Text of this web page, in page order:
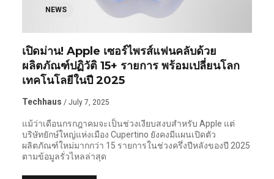
NEWS
เปิดม่าน! Apple เซอร์ไพรส์แฟนคลับด้วย
ผลิตภัณฑ์ปฏิวัติ 15+ รายการ พร้อมเปลี่ยนโลก
เทคโนโลยีในปี 2025
Techhaus / July 7, 2025
แม้ว่าเดือนกรกฎาคมจะเป็นช่วงเงียบสงบสำหรับ Apple แต่
บริษัทยักษ์ใหญ่แห่งเมือง Cupertino ยังคงมีแผนเปิดตัว
ผลิตภัณฑ์ใหม่มากกว่า 15 รายการในช่วงครึ่งปีหลังของปี 2025
ตามข้อมูลรั่วไหลล่าสุด